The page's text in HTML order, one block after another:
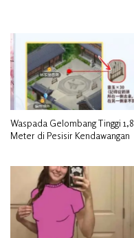
Waspada Gelombang Tinggi 1,8
Meter di Pesisir Kendawangan